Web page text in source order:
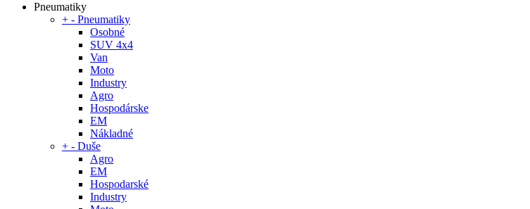
Pneumatiky
+ - Pneumatiky
Osobné
SUV 4x4
Van
Moto
Industry
Agro
Hospodárske
EM
Nákladné
+ - Duše
Agro
EM
Hospodarské
Industry